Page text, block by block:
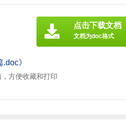
》
方便收藏和打印
点击下载文档
文档为doc格式